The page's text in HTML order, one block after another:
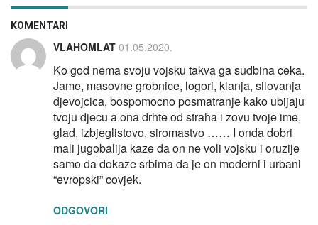
KOMENTARI
VLAHOMLAT 01.05.2020.
Ko god nema svoju vojsku takva ga sudbina ceka.
Jame, masovne grobnice, logori, klanja, silovanja
djevojcica, bospomocno posmatranje kako ubijaju
tvoju djecu a ona drhte od straha i zovu tvoje ime,
glad, izbjeglistovo, siromastvo …… I onda dobri
mali jugobalija kaze da on ne voli vojsku i oruzije
samo da dokaze srbima da je on moderni i urbani
“evropski” covjek.
ODGOVORI